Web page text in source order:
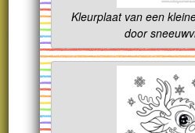
Kleurplaat van een
door